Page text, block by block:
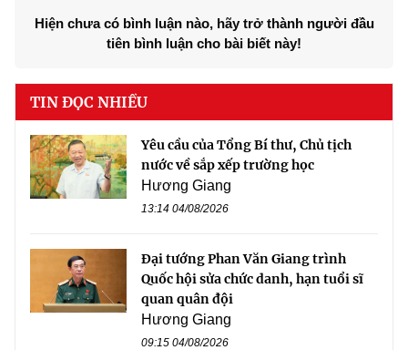
Hiện chưa có bình luận nào, hãy trở thành người đầu
tiên bình luận cho bài biết này!
TIN ĐỌC NHIỀU
Yêu cầu của Tổng Bí thư, Chủ tịch
nước về sắp xếp trường học
Hương Giang
13:14 04/08/2026
Đại tướng Phan Văn Giang trình
Quốc hội sửa chức danh, hạn tuổi sĩ
quan quân đội
Hương Giang
09:15 04/08/2026